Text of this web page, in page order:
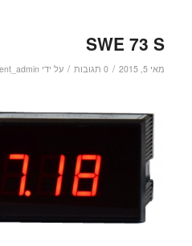
SWE 73 S
מאי 5, 2015 / 0 תגובות / על ידי